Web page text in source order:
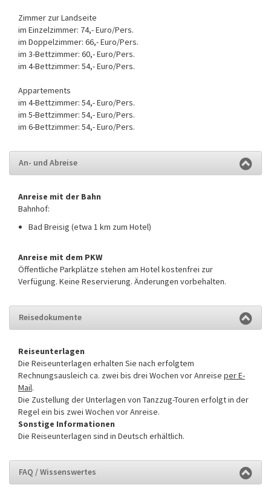
Zimmer zur Landseite
im Einzelzimmer: 74,- Euro/Pers.
im Doppelzimmer: 66,- Euro/Pers.
im 3-Bettzimmer: 60,- Euro/Pers.
im 4-Bettzimmer: 54,- Euro/Pers.
Appartements
im 4-Bettzimmer: 54,- Euro/Pers.
im 5-Bettzimmer: 54,- Euro/Pers.
im 6-Bettzimmer: 54,- Euro/Pers.
An- und Abreise
Anreise mit der Bahn
Bahnhof:
Bad Breisig (etwa 1 km zum Hotel)
Anreise mit dem PKW
Öffentliche Parkplätze stehen am Hotel kostenfrei zur
Verfügung. Keine Reservierung. Änderungen vorbehalten.
Reisedokumente
Reiseunterlagen
Die Reiseunterlagen erhalten Sie nach erfolgtem
Rechnungsausleich ca. zwei bis drei Wochen vor Anreise per E-
Mail.
Die Zustellung der Unterlagen von Tanzzug-Touren erfolgt in der
Regel ein bis zwei Wochen vor Anreise.
Sonstige Informationen
Die Reiseunterlagen sind in Deutsch erhältlich.
FAQ / Wissenswertes